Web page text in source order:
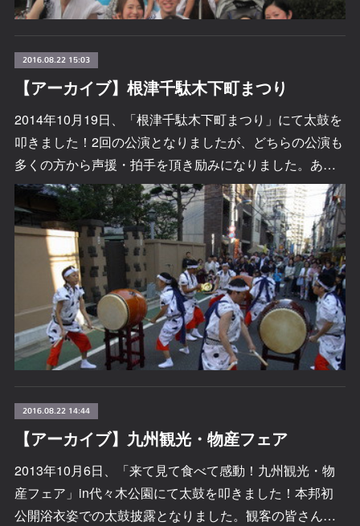
2016.08.22 15:03
【アーカイブ】根津千駄木下町まつり
2014年10月19日、「根津千駄木下町まつり」にて太鼓を
叩きました！2回の公演となりましたが、どちらの公演も
多くの方から声援・拍手を頂き励みになりました。あ…
2016.08.22 14:44
【アーカイブ】九州観光・物産フェア
2013年10月6日、「来て見て食べて感動！九州観光・物
産フェア」in代々木公園にて太鼓を叩きました！本邦初
公開浴衣姿での太鼓披露となりました。観客の皆さん…